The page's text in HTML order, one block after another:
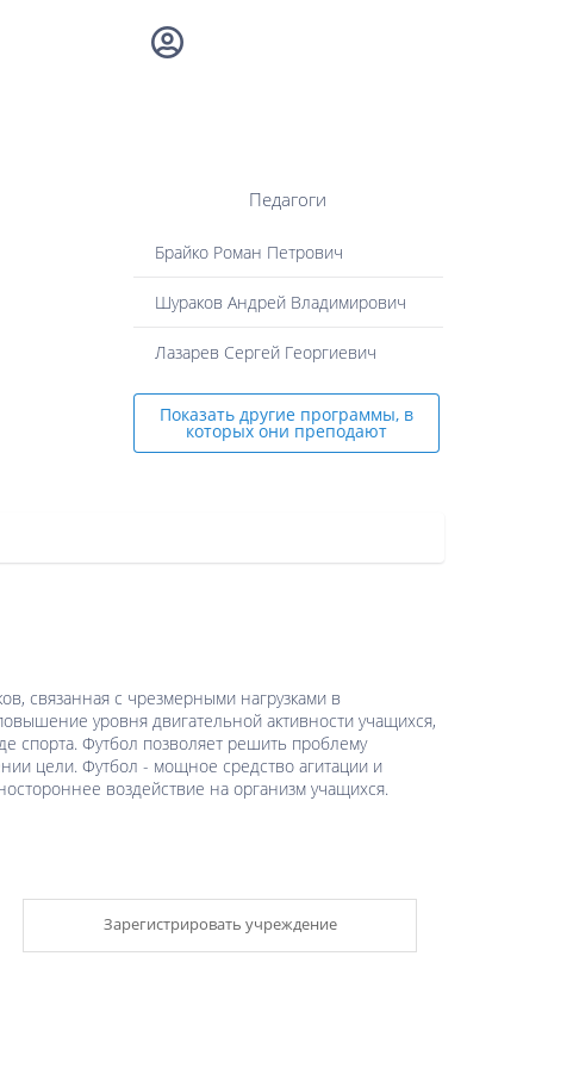
Педагоги
Брайко Роман Петрович
Шураков Андрей Владимирович
Лазарев Сергей Георгиевич
Показать другие программы, в
которых они преподают
связанная с чрезмерными нагрузками в
уровня двигательной активности учащихся,
спорта. Футбол позволяет решить проблему
цели. Футбол - мощное средство агитации и
воздействие на организм учащихся.
Зарегистрировать учреждение